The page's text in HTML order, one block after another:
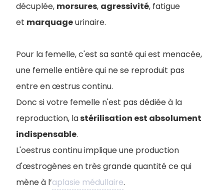
décuplée, morsures, agressivité, fatigue
et marquageurinaire.
Pour la femelle, c'est sa santé qui est menacée,
une femelle entière qui ne se reproduit pas
entre en œstrus continu.
Donc si votre femelle n'est pas dédiée à la
reproduction, lastérilisation est absolument
indispensable.
L'oestrus continu implique une production
d'œstrogènes en très grande quantité ce qui
mène à l’aplasie médullaire.